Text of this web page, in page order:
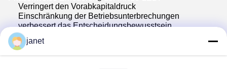
Verringert den Vorabkapitaldruck
Einschränkung der Betriebsunterbrechungen
verbessert das Entscheidungsbewusstsein
Bei einer guten Hotelrenovierung geht es nicht um
Geschwindigkeit.
Es geht darum, Bedauern zu vermeiden.
janet